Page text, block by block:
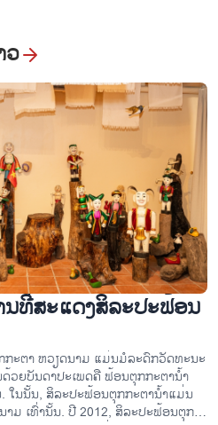
ລັກຂ້າມການເວລາຂອງນ້ຳໃຈ
ທີ່​ສະ​ແດງ​ສິ​ລະ​ປະ​ຟ້ອນ​
ວຍ​ບັນ​ດາ​ປະ​ເພດ​ຄື ຟ້ອນ​ຕຸກ​ກະ​ຕາ​ນ້ຳ
ໃນ​ນັ້ນ, ສິ​ລະ​ປະ​ຟ້ອນ​ຕຸກ​ກະ​ຕາ​ນ້ຳ​ແມ່ນ​
ມ ເທົ່າ​ນັ້ນ. ປີ 2012, ສິ​ລະ​ປະ​ຟ້ອນ​ຕຸກ​